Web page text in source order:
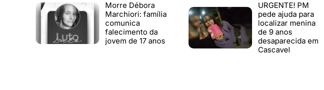
Morre Débora
Marchiori: família
comunica
falecimento da
jovem de 17 anos
URGENTE! PM
pede ajuda para
localizar menina
de 9 anos
desaparecida em
Cascavel